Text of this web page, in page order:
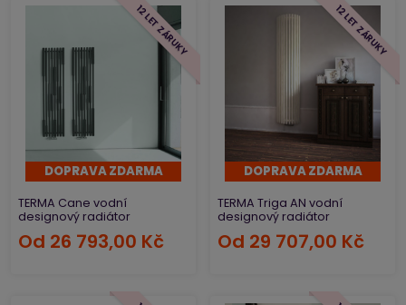
DOPRAVA ZDARMA
TERMA Cane vodní
designový radiátor
Od 26 793,00 Kč
12 LET ZÁRUKY
DOPRAVA ZDARMA
TERMA Triga AN vodní
designový radiátor
Od 29 707,00 Kč
12 LET ZÁRUKY